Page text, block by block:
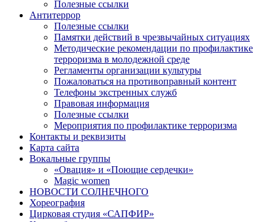
Полезные ссылки
Антитеррор
Полезные ссылки
Памятки действий в чрезвычайных ситуациях
Методические рекомендации по профилактике
терроризма в молодежной среде
Регламенты организации культуры
Пожаловаться на противоправный контент
Телефоны экстренных служб
Правовая информация
Полезные ссылки
Мероприятия по профилактике терроризма
Контакты и реквизиты
Карта сайта
Вокальные группы
«Овация» и «Поющие сердечки»
Magic women
НОВОСТИ СОЛНЕЧНОГО
Хореография
Цирковая студия «САПФИР»